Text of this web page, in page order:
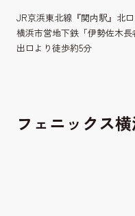
JR京浜東北線『関内駅』北
横浜市営地下鉄「伊勢佐木長
出口より徒歩約5分
フェニックス